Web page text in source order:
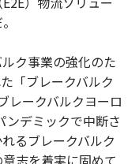
ク事業の強化のた
「ブレークバルク
レークバルクヨーロ
ンデミックで中断さ
るブレークバルク
志を着実に固めて